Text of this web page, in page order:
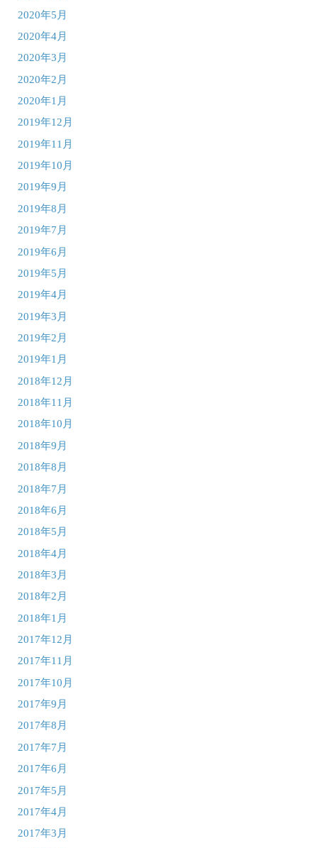
2020年5月
2020年4月
2020年3月
2020年2月
2020年1月
2019年12月
2019年11月
2019年10月
2019年9月
2019年8月
2019年7月
2019年6月
2019年5月
2019年4月
2019年3月
2019年2月
2019年1月
2018年12月
2018年11月
2018年10月
2018年9月
2018年8月
2018年7月
2018年6月
2018年5月
2018年4月
2018年3月
2018年2月
2018年1月
2017年12月
2017年11月
2017年10月
2017年9月
2017年8月
2017年7月
2017年6月
2017年5月
2017年4月
2017年3月